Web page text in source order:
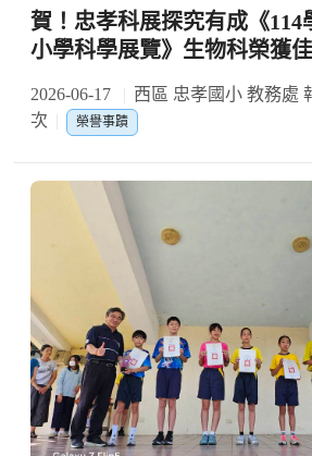
賀！忠孝科展探究有成《114
小學科學展覽》生物科榮獲佳
2026-06-17 西區 忠孝國小 教務處
次
榮譽事蹟